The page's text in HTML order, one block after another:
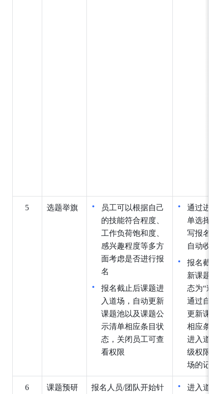
5 选题举旗
员工可以根据自己
的技能符合程度、
工作负荷饱和度、
感兴趣程度等多方
面考虑是否进行报
名
报名截止后课题进
入道场，自动更新
课题池以及课题公
示清单相应条目状
态，关闭员工可查
看权限
通过进
单选择
写报名
自动收
报名截
新课题
态为“道
通过自
更新课
相应条
进入道
级权限
场的记
6 课题预研 报名人员/团队开始针 进入道